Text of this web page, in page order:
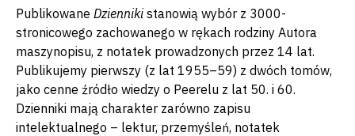
Publikowane Dziennikistanowią wybór z 3000-
stronicowego zachowanego w rękach rodziny Autora
maszynopisu, z notatek prowadzonych przez 14 lat.
Publikujemy pierwszy (z lat 1955–59) z dwóch tomów,
jako cenne źródło wiedzy o Peerelu z lat 50. i 60.
Dzienniki mają charakter zarówno zapisu
intelektualnego – lektur, przemyśleń, notatek